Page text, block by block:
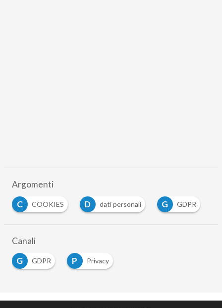
Argomenti
C
COOKIES D dati personali G GDPR
Canali
G
GDPR P Privacy